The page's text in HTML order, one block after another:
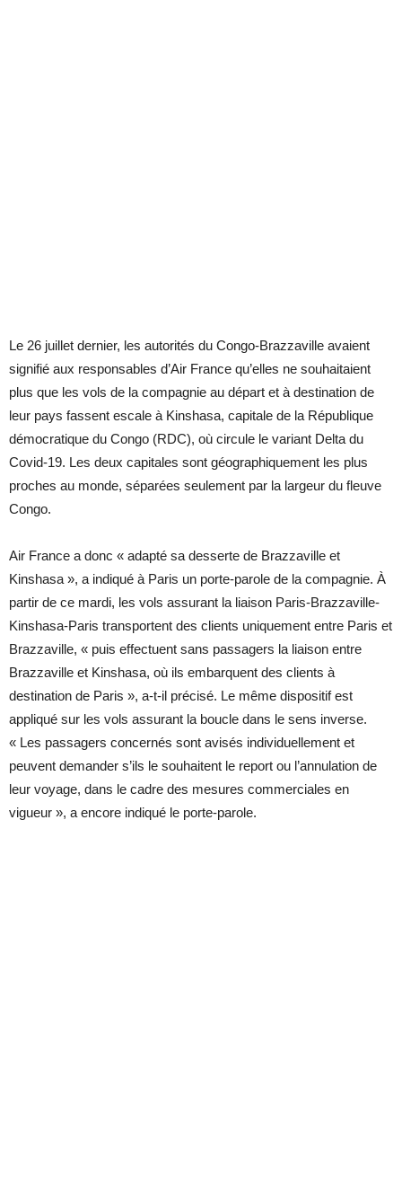
Le 26 juillet dernier, les autorités du Congo-Brazzaville avaient
signifié aux responsables d’Air France qu’elles ne souhaitaient
plus que les vols de la compagnie au départ et à destination de
leur pays fassent escale à Kinshasa, capitale de la République
démocratique du Congo (RDC), où circule le variant Delta du
Covid-19. Les deux capitales sont géographiquement les plus
proches au monde, séparées seulement par la largeur du fleuve
Congo.
Air France a donc « adapté sa desserte de Brazzaville et
Kinshasa », a indiqué à Paris un porte-parole de la compagnie. À
partir de ce mardi, les vols assurant la liaison Paris-Brazzaville-
Kinshasa-Paris transportent des clients uniquement entre Paris et
Brazzaville, « puis effectuent sans passagers la liaison entre
Brazzaville et Kinshasa, où ils embarquent des clients à
destination de Paris », a-t-il précisé. Le même dispositif est
appliqué sur les vols assurant la boucle dans le sens inverse.
« Les passagers concernés sont avisés individuellement et
peuvent demander s’ils le souhaitent le report ou l’annulation de
leur voyage, dans le cadre des mesures commerciales en
vigueur », a encore indiqué le porte-parole.